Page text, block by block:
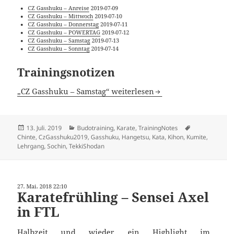
CZ Gasshuku – Anreise 2019-07-09
CZ Gasshuku – Mittwoch 2019-07-10
CZ Gasshuku – Donnerstag 2019-07-11
CZ Gasshuku – POWERTAG 2019-07-12
CZ Gasshuku – Samstag 2019-07-13
CZ Gasshuku – Sonntag 2019-07-14
Trainingsnotizen
„CZ Gasshuku – Samstag“ weiterlesen
Veröffentlicht
am
13. Juli. 2019 Kategorien
Budotraining, Karate,TrainingNotes
Chinte,CzGasshuku2019,Gasshuku, Hangetsu, Kata, Kihon, Kumite,
Lehrgang,Sochin,TekkiShodan
27. Mai. 2018 22:10
Karatefrühling – Sensei Axel
in FTL
Halbzeit und wieder ein Highlight im